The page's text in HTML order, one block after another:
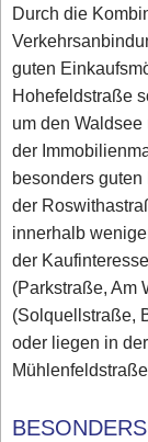
Durch die
guten
Hohefeldstraße
um den
der
besonders
der
innerhalb
der
(Parkstraße, Am
(Solquellstraße,
oder liegen in